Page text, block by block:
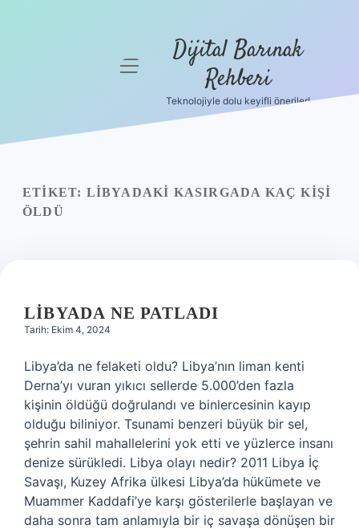
Yasal Uyarı
menüyü
Dijital Barınak
Rehberi
Teknolojiyle dolu keyifli öneriler!
ETIKET: LIBYADAKI KASIRGADA KAÇ KIŞI
ÖLDÜ
LIBYADA NE PATLADI
Tarih: Ekim 4, 2024
Libya’da ne felaketi oldu? Libya’nın liman kenti
Derna’yı vuran yıkıcı sellerde 5.000’den fazla
kişinin öldüğü doğrulandı ve binlercesinin kayıp
olduğu biliniyor. Tsunami benzeri büyük bir sel,
şehrin sahil mahallelerini yok etti ve yüzlerce insanı
denize sürükledi. Libya olayı nedir? 2011 Libya İç
Savaşı, Kuzey Afrika ülkesi Libya’da hükümete ve
Muammer Kaddafi’ye karşı gösterilerle başlayan ve
daha sonra tam anlamıyla bir iç savaşa dönüşen bir